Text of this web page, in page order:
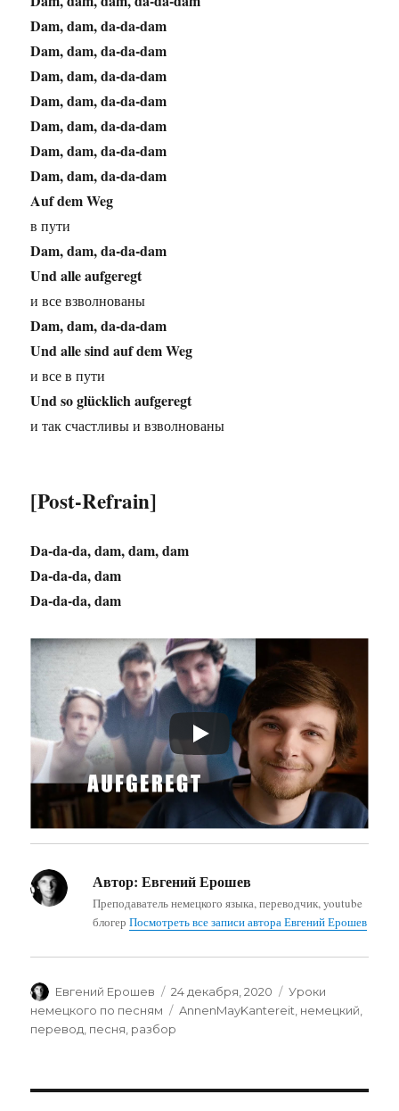
Dam, dam, da-da-dam
Dam, dam, da-da-dam
Dam, dam, da-da-dam
Dam, dam, da-da-dam
Dam, dam, da-da-dam
Dam, dam, da-da-dam
Dam, dam, da-da-dam
Auf dem Weg
в пути
Dam, dam, da-da-dam
Und alle aufgeregt
и все взволнованы
Dam, dam, da-da-dam
Und alle sind auf dem Weg
и все в пути
Und so glücklich aufgeregt
и так счастливы и взволнованы
[Post-Refrain]
Da-da-da, dam, dam, dam
Da-da-da, dam
Da-da-da, dam
Автор: Евгений Ерошев
Преподаватель немецкого языка, переводчик, youtube
блогерПосмотреть все записи автора Евгений Ерошев
Автор
Евгений Ерошев Опубликовано
24 декабря, 2020 Рубрики
Уроки
немецкого по песням
Метки
AnnenMayKantereit немецкий
перевод песня разбор